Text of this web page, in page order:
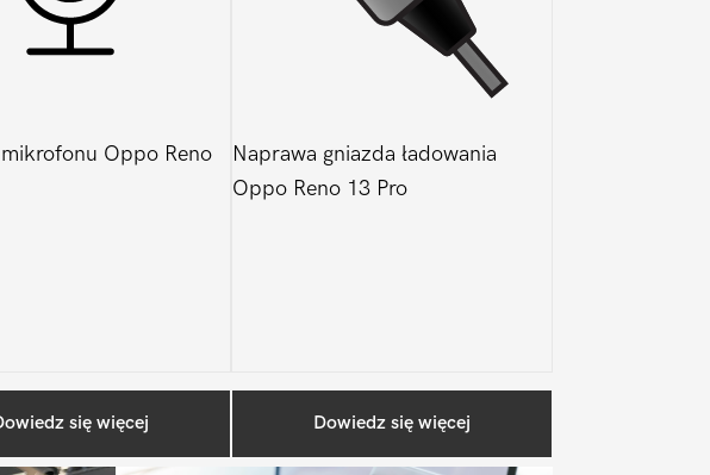
Oppo Reno
się więcej
Naprawa gniazda ładowania
Oppo Reno 13 Pro
Dowiedz się więcej
Sidebar